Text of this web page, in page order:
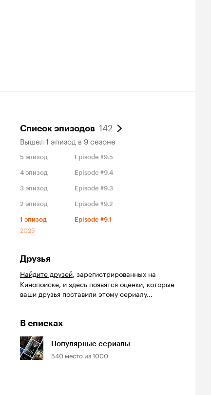
Список эпизодов 142
Вышел 1 эпизод в 9 сезоне
5 эпизод Episode #9.5
4 эпизод Episode #9.4
3 эпизод Episode #9.3
2 эпизод Episode #9.2
1 эпизод
2025
Episode #9.1
Друзья
Найдите друзей, зарегистрированных на
Кинопоиске, и здесь появятся оценки, которые
ваши друзья поставили этому сериалу...
В списках
Популярные сериалы
540 место из1000